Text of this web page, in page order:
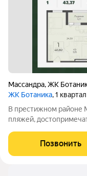
Массандра,ЖК
ЖК Ботаника, 1
В престижном районе
пляжей,
предчистовой
новом жилом
Позвонить